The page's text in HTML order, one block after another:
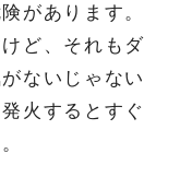
があります。
ど、それもダ
ないじゃない
火するとすぐ